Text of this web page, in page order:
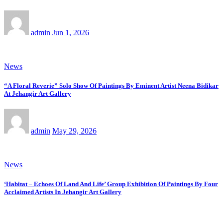
admin Jun 1, 2026
News
“A Floral Reverie” Solo Show Of Paintings By Eminent Artist Neena Bidikar
At Jehangir Art Gallery
admin May 29, 2026
News
‘Habitat – Echoes Of Land And Life’ Group Exhibition Of Paintings By Four
Acclaimed Artists In Jehangir Art Gallery